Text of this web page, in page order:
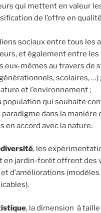
qui mettent en valeur
de l’offre en
sociaux entre tous les
et également entre les
eux-mêmes au travers de
scolaires, …) ;
et l’environnement ;
population qui souhaite
dans la manière
en accord avec la nature.
, les
en jardin-forêt offrent des
d’améliorations
, la dimension à